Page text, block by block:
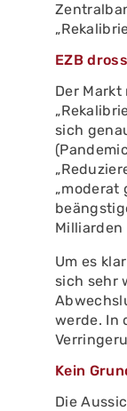
EZB
Der
sich
„moderat
Milliarden
Um es
sich sehr
werde. In
Kein
Die